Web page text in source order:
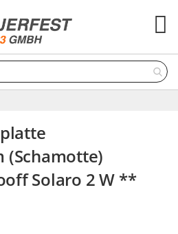
(Schamotte)
Solaro 2 W **